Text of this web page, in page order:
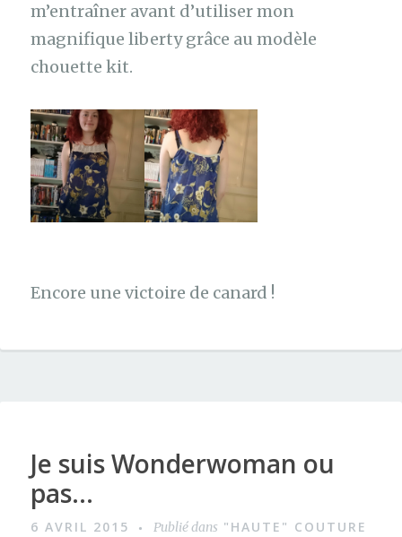
m’entraîner avant d’utiliser mon
magnifique liberty grâce au modèle
chouette kit.
Encore une victoire de canard !
Je suis Wonderwoman ou
pas…
6 AVRIL 2015 Publié dans "HAUTE" COUTURE